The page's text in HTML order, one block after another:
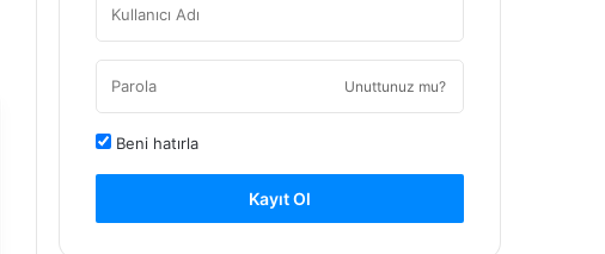
Unuttunuz mu?
Beni hatırla
Kayıt Ol